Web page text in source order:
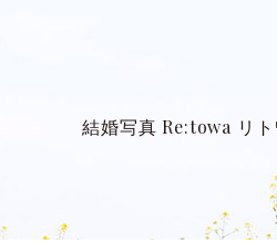
結婚写真 Re:towa リト